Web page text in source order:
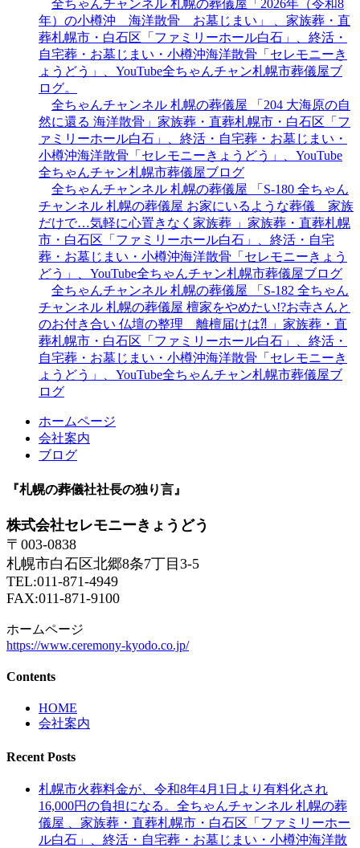
全ちゃんチャンネル 札幌の葬儀屋「2026年（令和8
年）の小樽沖 海洋散骨 お墓じまい」 、家族葬・直
葬札幌市・白石区「ファミリーホール白石」、終活・
自宅葬・お墓じまい・小樽沖海洋散骨「セレモニーき
ょうどう」、YouTube全ちゃんチャン札幌市葬儀屋ブ
ログ。
全ちゃんチャンネル 札幌の葬儀屋 「204 大海原の自
然に還る 海洋散骨」家族葬・直葬札幌市・白石区「フ
ァミリーホール白石」、終活・自宅葬・お墓じまい・
小樽沖海洋散骨「セレモニーきょうどう」、YouTube
全ちゃんチャン札幌市葬儀屋ブログ
全ちゃんチャンネル 札幌の葬儀屋 「S-180 全ちゃん
チャンネル 札幌の葬儀屋 お家にいるような葬儀 家族
だけで…気軽に心置きなく家族葬 」家族葬・直葬札幌
市・白石区「ファミリーホール白石」、終活・自宅
葬・お墓じまい・小樽沖海洋散骨「セレモニーきょう
どう」、YouTube全ちゃんチャン札幌市葬儀屋ブログ
全ちゃんチャンネル 札幌の葬儀屋 「S-182 全ちゃん
チャンネル 札幌の葬儀屋 檀家をやめたい!?お寺さんと
のお付き合い 仏壇の整理 離檀届けは⁈ 」家族葬・直
葬札幌市・白石区「ファミリーホール白石」、終活・
自宅葬・お墓じまい・小樽沖海洋散骨「セレモニーき
ょうどう」、YouTube全ちゃんチャン札幌市葬儀屋ブ
ログ
ホームページ
会社案内
ブログ
『札幌の葬儀社社長の独り言』
株式会社セレモニーきょうどう
〒003-0838
札幌市白石区北郷8条7丁目3-5
TEL:011-871-4949
FAX:011-871-9100
ホームページ
https://www.ceremony-kyodo.co.jp/
Contents
HOME
会社案内
Recent Posts
札幌市火葬料金が、令和8年4月1日より有料化され
16,000円の負担になる。全ちゃんチャンネル 札幌の葬
儀屋 、家族葬・直葬札幌市・白石区「ファミリーホー
ル白石」、終活・自宅葬・お墓じまい・小樽沖海洋散